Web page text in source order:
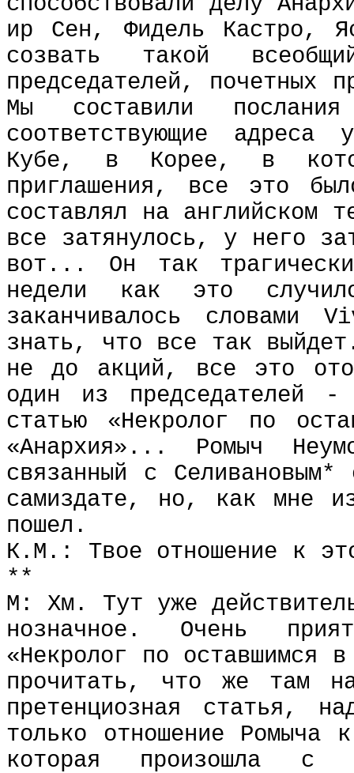
ир Сен, Фидель Кастро,
созвать такой
председателей, почетных
Мы составили
соответствующие
Кубе, в Корее, в
приглашения, все это
составлял на английском
все затянулось, у него
вот... Он так
недели как это
заканчивалось словами
знать, что все так
не до акций, все это
один из председателей
статью «Некролог по
«Анархия»... Ромыч
связанный с
самиздате, но, как мне
пошел.
К.М.: Твое отношение к
**
М: Хм. Тут уже
нозначное. Очень
«Некролог по оставшимся
прочитать, что же там
претенциозная статья,
только отношение
которая произошла